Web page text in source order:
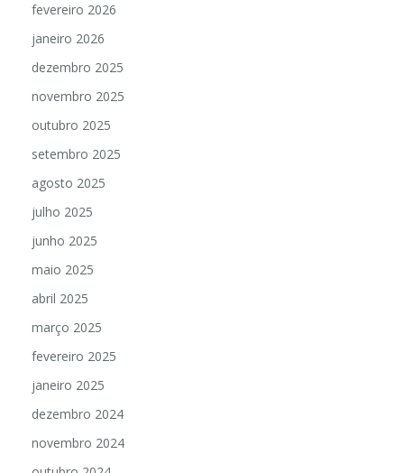
fevereiro 2026
janeiro 2026
dezembro 2025
novembro 2025
outubro 2025
setembro 2025
agosto 2025
julho 2025
junho 2025
maio 2025
abril 2025
março 2025
fevereiro 2025
janeiro 2025
dezembro 2024
novembro 2024